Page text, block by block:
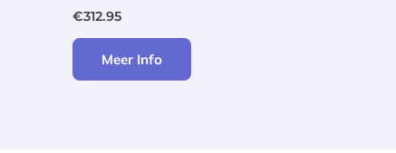
€312.95
Meer Info